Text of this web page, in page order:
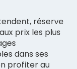
réserve
prix les plus
dans ses
profiter au